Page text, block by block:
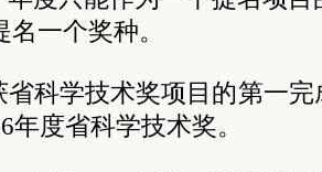
一个奖种。
省科学技术奖项目的第一
年度省科学技术奖。